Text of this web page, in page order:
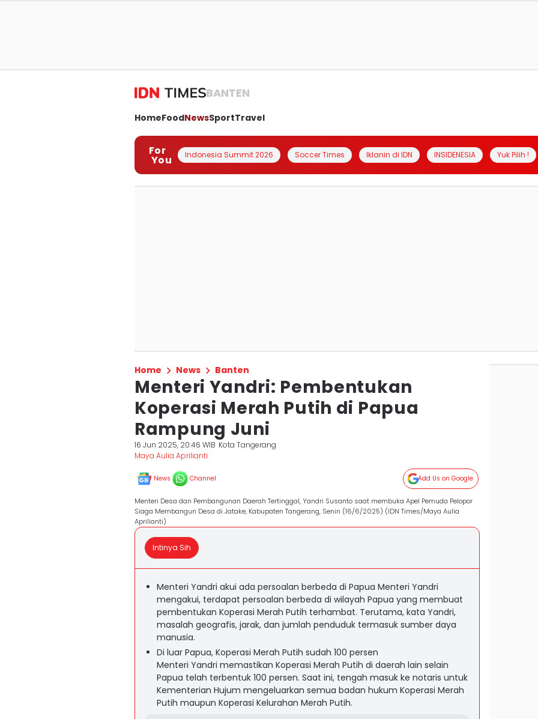
BANTEN
HomeFoodNewsSportTravel
For
You Indonesia Summit 2026 Soccer Times Iklanin di IDN INSIDENESIA Yuk Pilih !
Home News Banten
Menteri Yandri: Pembentukan
Koperasi Merah Putih di Papua
Rampung Juni
16 Jun 2025, 20:46 WIB Kota Tangerang
Maya Aulia Aprilianti
News Channel Add Us on Google
Menteri Desa dan Pembangunan Daerah Tertinggal, Yandri Susanto saat membuka Apel Pemuda Pelopor
Siaga Membangun Desa di Jatake, Kabupaten Tangerang, Senin (16/6/2025) (IDN Times/Maya Aulia
Aprilianti)
Intinya Sih
Menteri Yandri akui ada persoalan berbeda di Papua Menteri Yandri
mengakui, terdapat persoalan berbeda di wilayah Papua yang membuat
pembentukan Koperasi Merah Putih terhambat. Terutama, kata Yandri,
masalah geografis, jarak, dan jumlah penduduk termasuk sumber daya
manusia.
Di luar Papua, Koperasi Merah Putih sudah 100 persen
Menteri Yandri memastikan Koperasi Merah Putih di daerah lain selain
Papua telah terbentuk 100 persen. Saat ini, tengah masuk ke notaris untuk
Kementerian Hujum mengeluarkan semua badan hukum Koperasi Merah
Putih maupun Koperasi Kelurahan Merah Putih.